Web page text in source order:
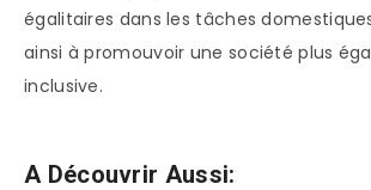
égalitaires dans les tâches
ainsi à promouvoir une société plus
inclusive.
A Découvrir Aussi: